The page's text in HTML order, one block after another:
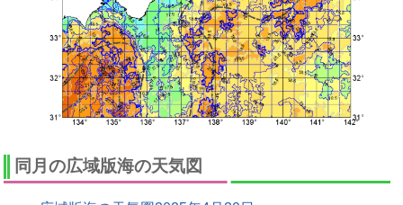
同月の広域版海の天気図